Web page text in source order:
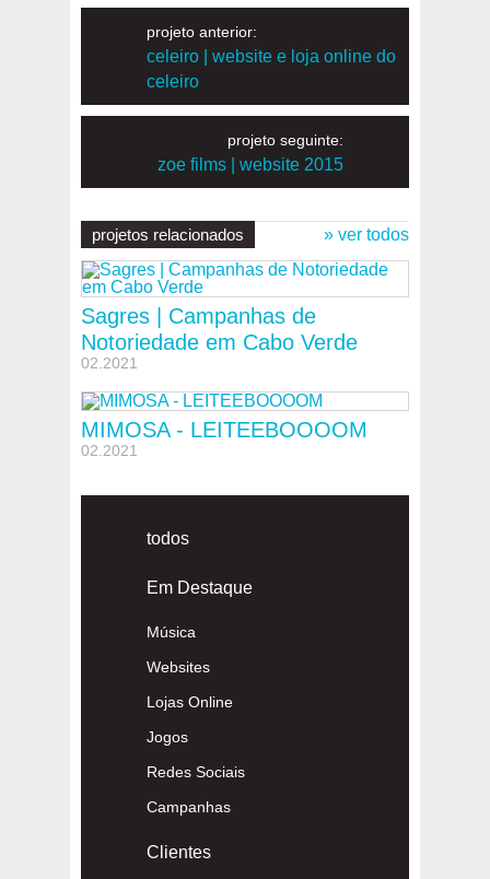
projeto anterior:
celeiro | website e loja online do
celeiro
projeto seguinte:
zoe films | website 2015
projetos relacionados » ver todos
Sagres | Campanhas de
Notoriedade em Cabo Verde
02.2021
MIMOSA - LEITEEBOOOOM
02.2021
todos
Em Destaque
Música
Websites
Lojas Online
Jogos
Redes Sociais
Campanhas
Clientes